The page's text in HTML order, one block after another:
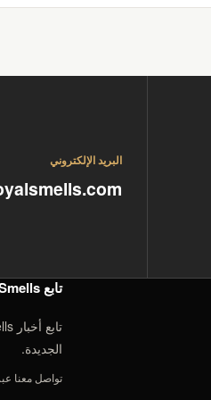
البريد الإلكتروني
تابع Royal Smells
الجديدة.
تواصل معنا